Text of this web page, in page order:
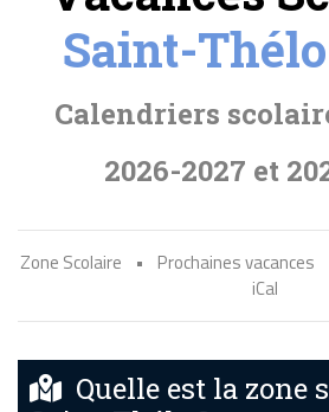
Saint-Thélo
Calendriers
2026-2027 et
Zone Scolaire • Prochaines vacances
iCal
Quelle est la zone